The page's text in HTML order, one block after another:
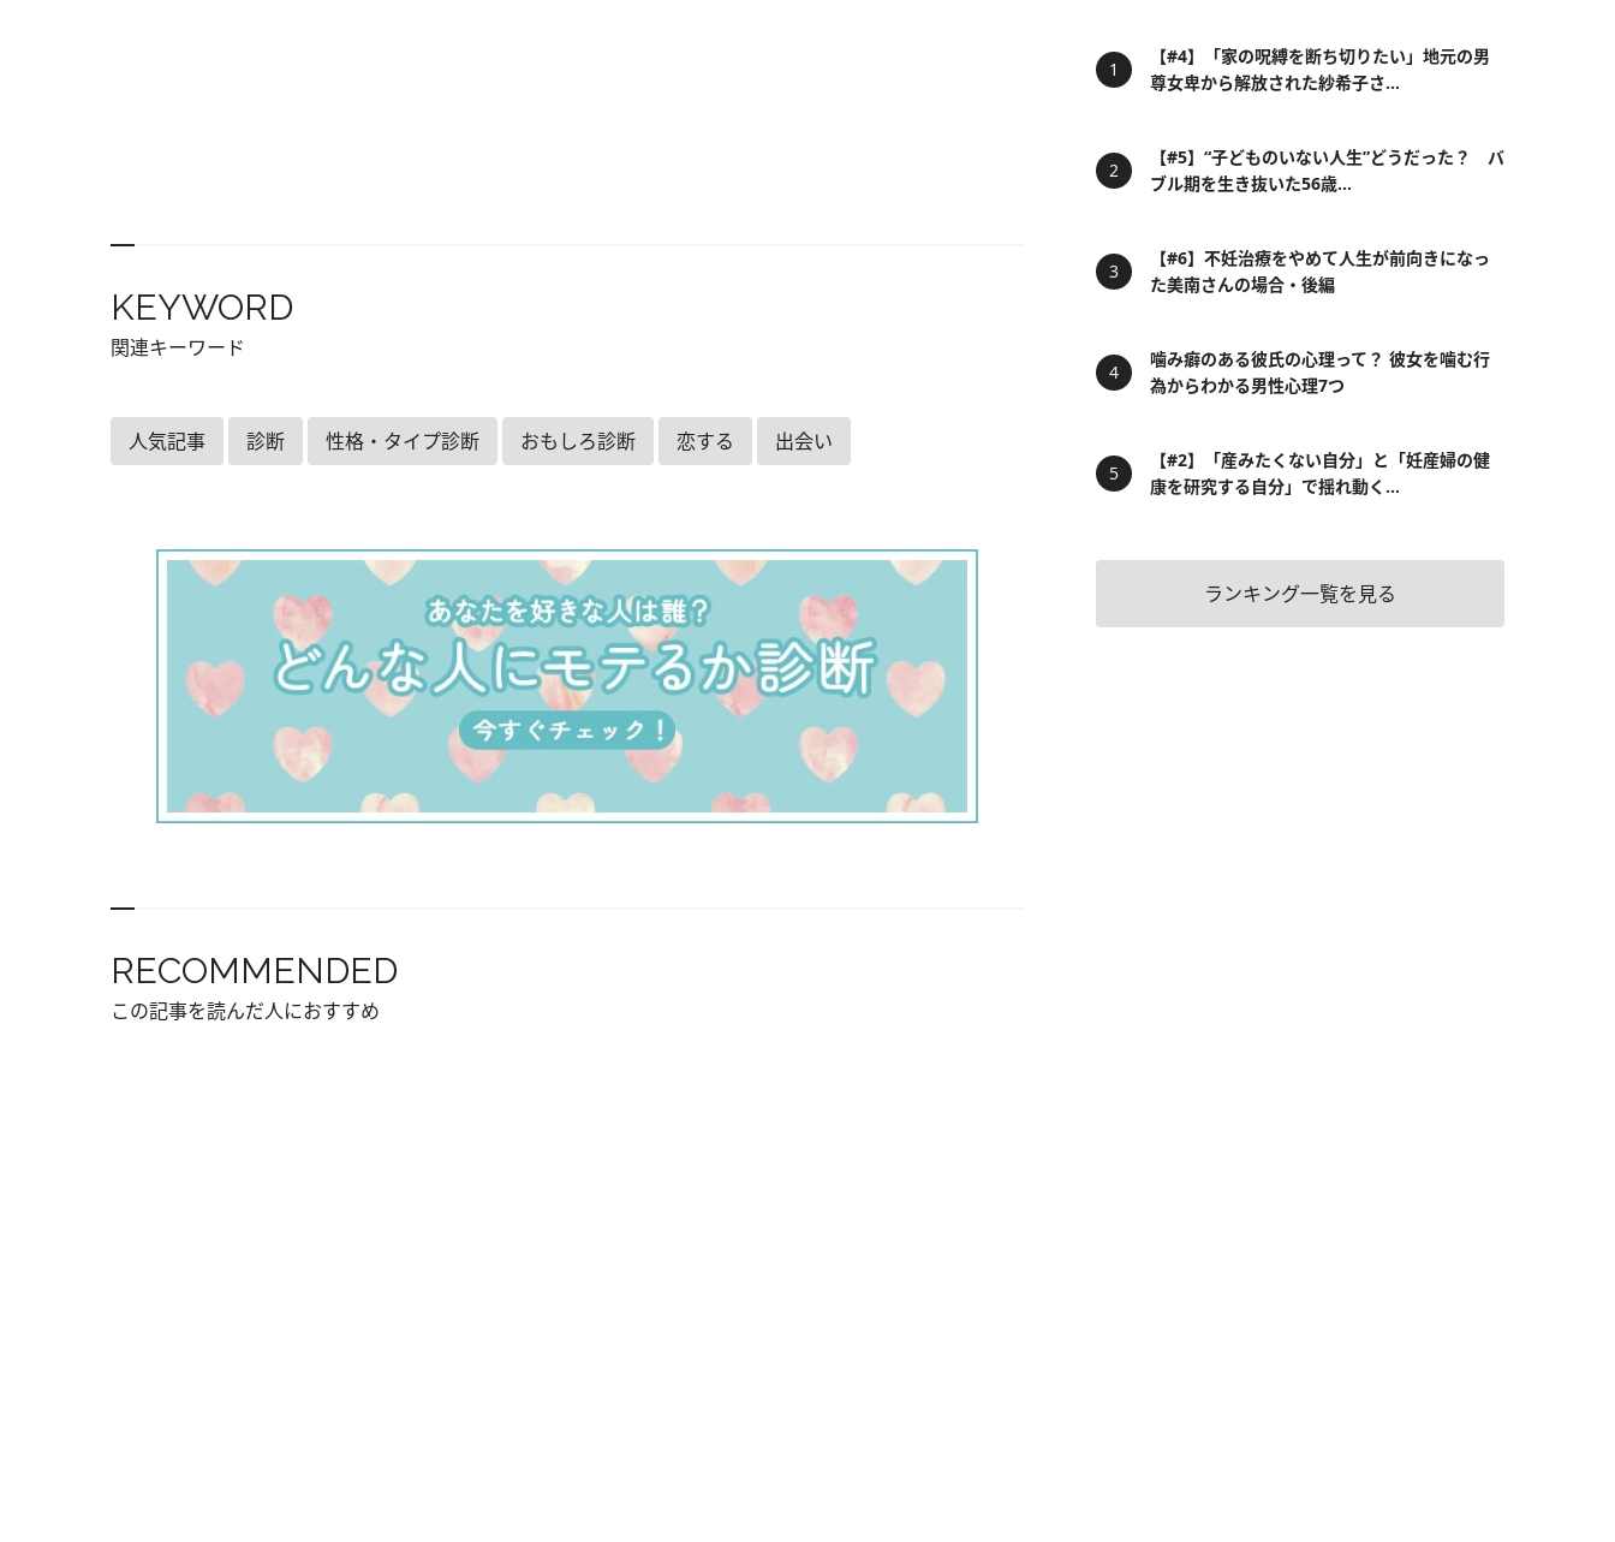
KEYWORD
関連キーワード
人気記事 診断 性格・タイプ診断 おもしろ診断 恋する 出会い
RECOMMENDED
この記事を読んだ人におすすめ
【#4】「家の呪縛を断ち切りたい」地元の男
尊女卑から解放された紗希子さ...
【#5】“子どものいない人生”どうだった？ バ
ブル期を生き抜いた56歳...
【#6】不妊治療をやめて人生が前向きになっ
た美南さんの場合・後編
噛み癖のある彼氏の心理って？ 彼女を噛む行
為からわかる男性心理7つ
【#2】「産みたくない自分」と「妊産婦の健
康を研究する自分」で揺れ動く...
ランキング一覧を見る